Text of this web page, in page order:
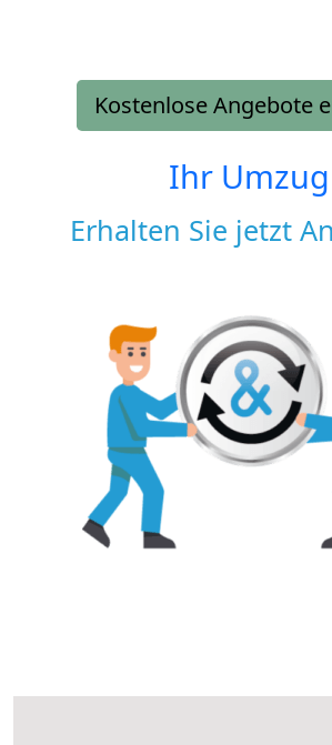
Kostenlose Angebote
Ihr Umzug
Erhalten Sie jetzt